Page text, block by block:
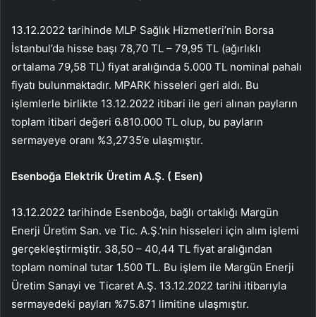
13.12.2022 tarihinde MLP Sağlık Hizmetleri’nin Borsa
İstanbul’da hisse başı 78,70 TL – 79,95 TL (ağırlıklı
ortalama 79,58 TL) fiyat aralığında 5.000 TL nominal pahalı
fiyatı bulunmaktadır. MPARK hisseleri geri aldı. Bu
işlemlerle birlikte 13.12.2022 itibari ile geri alınan payların
toplam itibari değeri 6.810.000 TL olup, bu payların
sermayeye oranı %3,2735’e ulaşmıştır.
Esenboğa Elektrik Üretim A.Ş. ( Esen)
13.12.2022 tarihinde Esenboğa, bağlı ortaklığı Margün
Enerji Üretim San. ve Tic. A.Ş.’nin hisseleri için alım işlemi
gerçekleştirmiştir. 38,50 – 40,44 TL fiyat aralığından
toplam nominal tutar 1.500 TL. Bu işlem ile Margün Enerji
Üretim Sanayi ve Ticaret A.Ş. 13.12.2022 tarihi itibarıyla
sermayedeki payları %75.871 limitine ulaşmıştır.